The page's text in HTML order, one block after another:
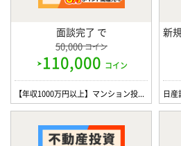
面談完了 で
50,000コイン
110,000 コイン
【年収1000万円以上】マンション投資 個別面談 / JPリターンズ